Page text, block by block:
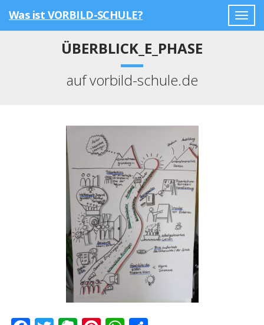
Was ist VORBILD-SCHULE?
ÜBERBLICK_E_PHASE
auf vorbild-schule.de